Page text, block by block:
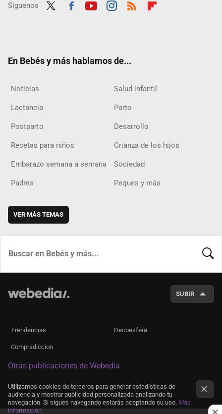
Síguenos
En Bebés y más hablamos de...
Noticias Salud infantil
Lactancia Parto
Postparto Desarrollo
Recetas para niños Crianza de los hijos
Embarazo semana a semana Sociedad
Padres Peques y más
VER MÁS TEMAS
SUBIR
Trendencias Decoesfera
Compradiccion
Otras publicaciones de Webedia
Utilizamos cookies de terceros para generar estadísticas de
audiencia y mostrar publicidad personalizada analizando tu
navegación. Si sigues navegando estarás aceptando su uso. Más
información